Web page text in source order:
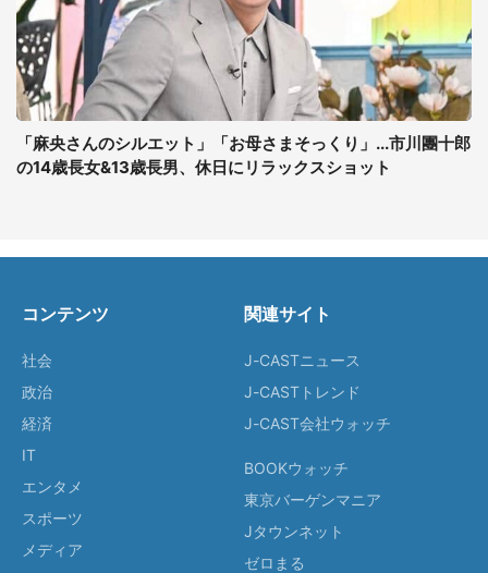
「麻央さんのシルエット」「お母さまそっくり」...市川團十郎
の14歳長女&13歳長男、休日にリラックスショット
コンテンツ
社会
政治
経済
IT
エンタメ
スポーツ
メディア
関連サイト
J-CASTニュース
J-CASTトレンド
J-CAST会社ウォッチ
BOOKウォッチ
東京バーゲンマニア
Jタウンネット
ゼロまる